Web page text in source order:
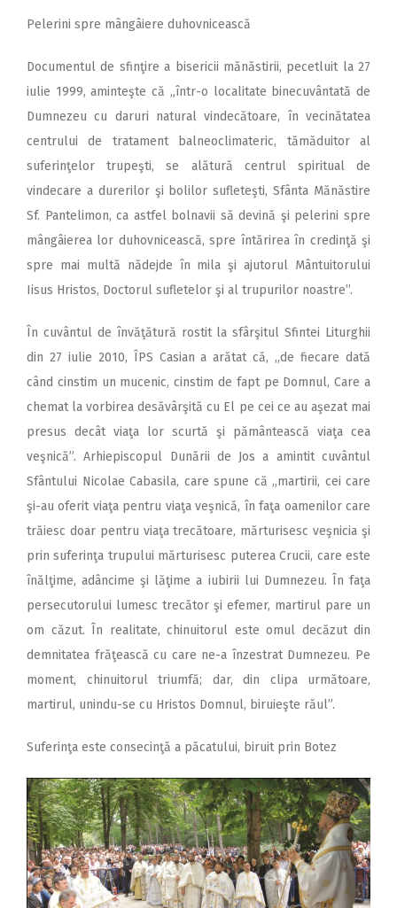
Pelerini spre mângâiere duhovnicească
Documentul de sfinţire a bisericii mănăstirii, pecetluit la 27
iulie 1999, aminteşte că „într-o localitate binecuvântată de
Dumnezeu cu daruri natural vindecătoare, în vecinătatea
centrului de tratament balneoclimateric, tămăduitor al
suferinţelor trupeşti, se alătură centrul spiritual de
vindecare a durerilor şi bolilor sufleteşti, Sfânta Mănăstire
Sf. Pantelimon, ca astfel bolnavii să devină şi pelerini spre
mângâierea lor duhovnicească, spre întărirea în credinţă şi
spre mai multă nădejde în mila şi ajutorul Mântuitorului
Iisus Hristos, Doctorul sufletelor şi al trupurilor noastre”.
În cuvântul de învăţătură rostit la sfârşitul Sfintei Liturghii
din 27 iulie 2010, ÎPS Casian a arătat că, „de fiecare dată
când cinstim un mucenic, cinstim de fapt pe Domnul, Care a
chemat la vorbirea desăvârşită cu El pe cei ce au aşezat mai
presus decât viaţa lor scurtă şi pământească viaţa cea
veşnică”. Arhiepiscopul Dunării de Jos a amintit cuvântul
Sfântului Nicolae Cabasila, care spune că „martirii, cei care
şi-au oferit viaţa pentru viaţa veşnică, în faţa oamenilor care
trăiesc doar pentru viaţa trecătoare, mărturisesc veşnicia şi
prin suferinţa trupului mărturisesc puterea Crucii, care este
înălţime, adâncime şi lăţime a iubirii lui Dumnezeu. În faţa
persecutorului lumesc trecător şi efemer, martirul pare un
om căzut. În realitate, chinuitorul este omul decăzut din
demnitatea frăţească cu care ne-a înzestrat Dumnezeu. Pe
moment, chinuitorul triumfă; dar, din clipa următoare,
martirul, unindu-se cu Hristos Domnul, biruieşte răul”.
Suferinţa este consecinţă a păcatului, biruit prin Botez